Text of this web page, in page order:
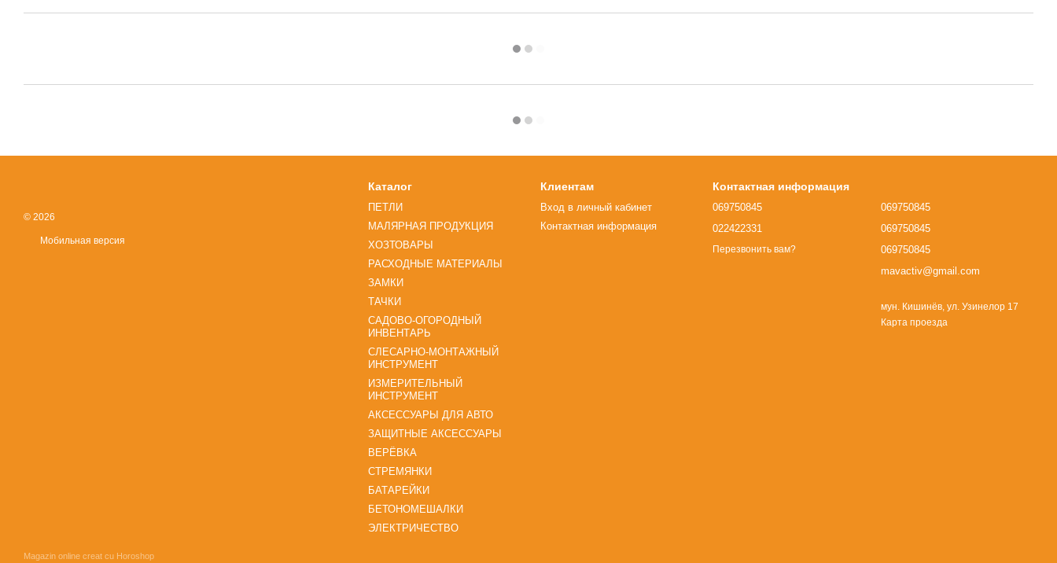
© 2026
Мобильная версия
Magazin online creat cu Horoshop
Каталог
ПЕТЛИ
МАЛЯРНАЯ ПРОДУКЦИЯ
ХОЗТОВАРЫ
РАСХОДНЫЕ МАТЕРИАЛЫ
ЗАМКИ
ТАЧКИ
САДОВО-ОГОРОДНЫЙ
ИНВЕНТАРЬ
СЛЕСАРНО-МОНТАЖНЫЙ
ИНСТРУМЕНТ
ИЗМЕРИТЕЛЬНЫЙ
ИНСТРУМЕНТ
АКСЕССУАРЫ ДЛЯ АВТО
ЗАЩИТНЫЕ АКСЕССУАРЫ
ВЕРЁВКА
СТРЕМЯНКИ
БАТАРЕЙКИ
БЕТОНОМЕШАЛКИ
ЭЛЕКТРИЧЕСТВО
Клиентам
Вход в личный кабинет
Контактная информация
Контактная информация
069750845
022422331
Перезвонить вам?
069750845
069750845
069750845
mavactiv@gmail.com
мун. Кишинёв, ул. Узинелор 17
Карта проезда